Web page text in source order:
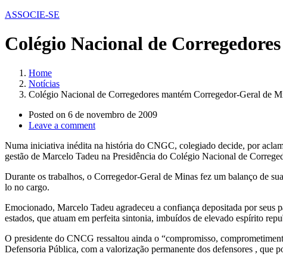
ASSOCIE-SE
Colégio Nacional de
Home
Notícias
Colégio Nacional de Corregedores mantém Corregedor-Geral de
Posted on 6 de novembro de 2009
Leave a comment
Numa iniciativa inédita na história do CNGC, colegiado decide, por
gestão de Marcelo Tadeu na Presidência do Colégio Nacional de
Durante os trabalhos, o Corregedor-Geral de Minas fez um balanço de
lo no cargo.
Emocionado, Marcelo Tadeu agradeceu a confiança depositada por
estados, que atuam em perfeita sintonia, imbuídos de elevado espírito
O presidente do CNCG ressaltou ainda o “compromisso,
Defensoria Pública, com a valorização permanente dos defensores , que